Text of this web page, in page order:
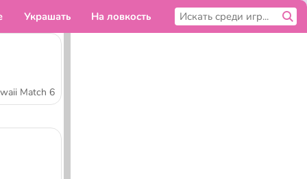
Украшать На ловкость
Match 6